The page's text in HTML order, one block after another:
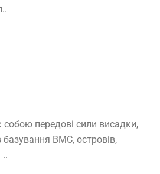
передові сили висадки,
базування ВМС, островів,
..